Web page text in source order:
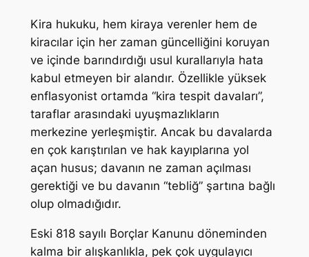
Kira hukuku, hem kiraya verenler hem de
kiracılar için her zaman güncelliğini koruyan
ve içinde barındırdığı usul kurallarıyla hata
kabul etmeyen bir alandır. Özellikle yüksek
enflasyonist ortamda “kira tespit davaları”,
taraflar arasındaki uyuşmazlıkların
merkezine yerleşmiştir. Ancak bu davalarda
en çok karıştırılan ve hak kayıplarına yol
açan husus; davanın ne zaman açılması
gerektiği ve bu davanın “tebliğ” şartına bağlı
olup olmadığıdır.
Eski 818 sayılı Borçlar Kanunu döneminden
kalma bir alışkanlıkla, pek çok uygulayıcı